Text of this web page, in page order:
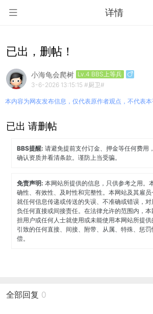
详情
已出，删帖！
小海龟会爬树 Lv.4 BBS上等兵
3-6-2026 13:15:15 #厨卫#
本内容为网友发布信息，仅代表原作者观点，不代表本
已出 请删帖
BBS提醒:请避免提前支付订金、押金等任何费用
确认资质并看清条款。谨防上当受骗。
免责声明:本网站所提供的信息，只供参考之用。
确性、有效性、及时性和完整性。本网站及其雇
就任何信息传递或传送的失误、不准确或错误，
负任何直接或间接责任。在法律允许的范围内，
担用户或任何人士就使用或未能使用本网站所提
引致的任何直接、间接、附带、从属、特殊、惩
偿。
全部回复 0